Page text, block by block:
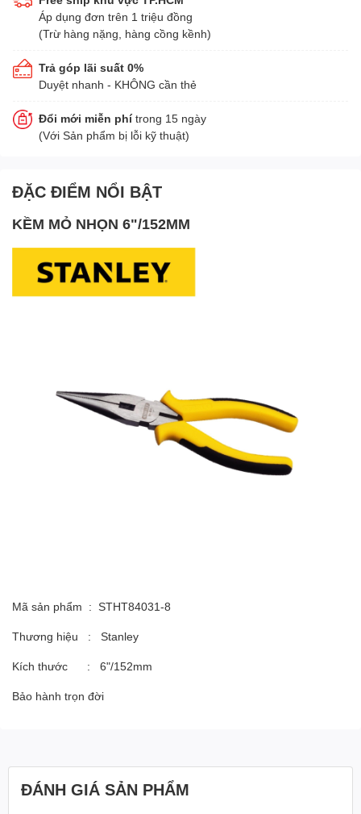
Áp dụng đơn trên 1 triệu đồng
(Trừ hàng nặng, hàng cồng kềnh)
Trả góp lãi suất 0%
Duyệt nhanh - KHÔNG cần thẻ
Đổi mới miễn phítrong 15 ngày
(Với Sản phẩm bị lỗi kỹ thuật)
ĐẶC ĐIỂM NỔI BẬT
KỀM MỎ NHỌN 6"/152MM
Mã sản phẩm : STHT84031-8
Thương hiệu : Stanley
Kích thước : 6"/152mm
Bảo hành trọn đời
ĐÁNH GIÁ SẢN PHẨM